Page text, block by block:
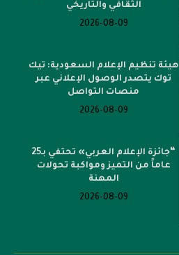
الثقافي والتاريخي
2026-08-09
هيئة تنظيم الإعلام السعودية: تيك
توك يتصدر الوصول الإعلاني عبر
منصات التواصل
2026-08-09
“جائزة الإعلام العربي» تحتفي بـ25
عاماً من التميز ومواكبة تحولات
المهنة
2026-08-09